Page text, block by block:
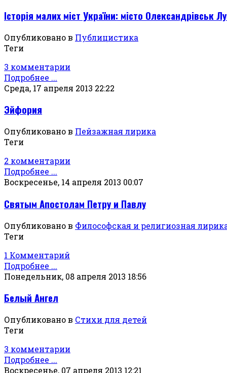
Історія малих міст України: місто Олександрівськ
Опубликовано в Публицистика
Теги
3 комментарии
Подробнее ...
Среда, 17 апреля 2013 22:22
Эйфория
Опубликовано в Пейзажная лирика
Теги
2 комментарии
Подробнее ...
Воскресенье, 14 апреля 2013 00:07
Святым Апостолам Петру и Павлу
Опубликовано в Философская и религиозная
Теги
1 Комментарий
Подробнее ...
Понедельник, 08 апреля 2013 18:56
Белый Ангел
Опубликовано в Стихи для детей
Теги
3 комментарии
Подробнее ...
Воскресенье, 07 апреля 2013 12:21